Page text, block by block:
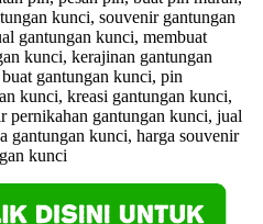
kunci, souvenir gantungan
gantungan kunci, membuat
kunci, kerajinan gantungan
gantungan kunci, pin
kunci, kreasi gantungan kunci,
pernikahan gantungan kunci, jual
gantungan kunci, harga souvenir
kunci